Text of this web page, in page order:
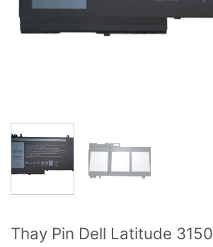
Thay Pin Dell Latitude 3150